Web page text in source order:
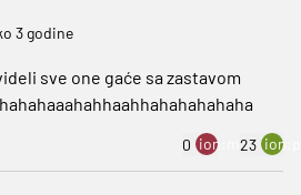
3 godine
sve one gaće sa zastavom
0 ion:minus
23